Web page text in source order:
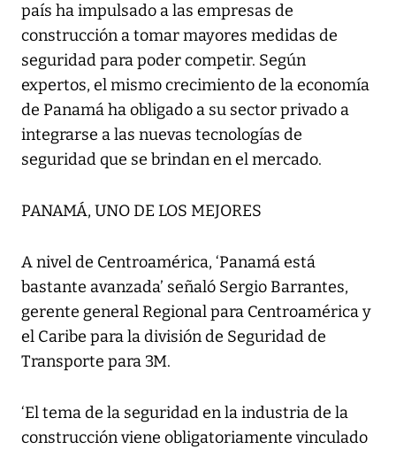
país ha impulsado a las empresas de
construcción a tomar mayores medidas de
seguridad para poder competir. Según
expertos, el mismo crecimiento de la economía
de Panamá ha obligado a su sector privado a
integrarse a las nuevas tecnologías de
seguridad que se brindan en el mercado.
PANAMÁ, UNO DE LOS MEJORES
A nivel de Centroamérica, ‘Panamá está
bastante avanzada’ señaló Sergio Barrantes,
gerente general Regional para Centroamérica y
el Caribe para la división de Seguridad de
Transporte para 3M.
‘El tema de la seguridad en la industria de la
construcción viene obligatoriamente vinculado